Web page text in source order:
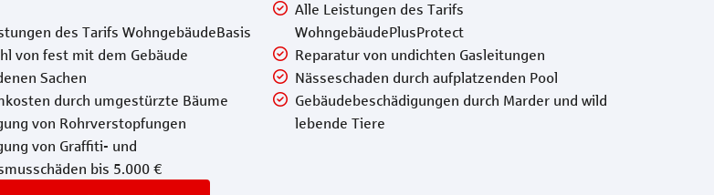
des Tarifs WohngebäudeBasis
von fest mit dem Gebäude
Sachen
durch umgestürzte Bäume
von Rohrverstopfungen
von Graffiti- und
bis 5.000 €
Alle Leistungen des Tarifs
WohngebäudePlusProtect
Reparatur von undichten Gasleitungen
Nässeschaden durch aufplatzenden Pool
Gebäudebeschädigungen durch Marder und wild
lebende Tiere